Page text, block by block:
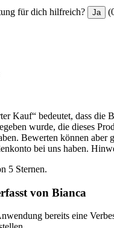
für dich hilfreich? Ja
Kauf“ bedeutet, dass die
wurde, die dieses
Bewerten können aber
bei uns haben.
5 Sternen.
von Bianca
bereits eine